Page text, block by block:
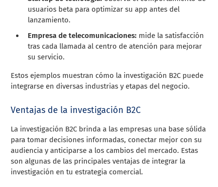
usuarios beta para optimizar su app antes del
lanzamiento.
Empresa de telecomunicaciones: mide la satisfacción
tras cada llamada al centro de atención para mejorar
su servicio.
Estos ejemplos muestran cómo la investigación B2C puede
integrarse en diversas industrias y etapas del negocio.
Ventajas de la investigación B2C
La investigación B2C brinda a las empresas una base sólida
para tomar decisiones informadas, conectar mejor con su
audiencia y anticiparse a los cambios del mercado. Estas
son algunas de las principales ventajas de integrar la
investigación en tu estrategia comercial.